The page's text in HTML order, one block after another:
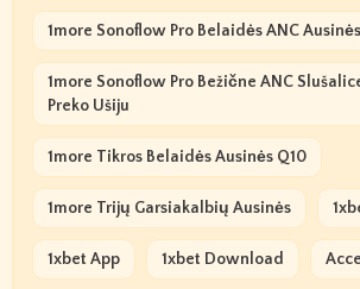
1more Sonoflow Pro Belaidės ANC
1more Sonoflow Pro Bežične ANC
Preko Ušiju
1more Tikros Belaidės Ausinės Q10
1more Trijų Garsiakalbių Ausinės
1xbet App 1xbet Download